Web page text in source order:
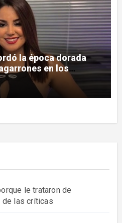
la época dorada
en los
le trataron de
de las críticas